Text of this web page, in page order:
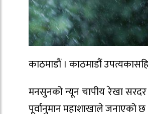
काठमाडौं । काठमाडौं
मनसुनको न्यून चापीय रेखा
पूर्वानुमान महाशाखाले जनाएको